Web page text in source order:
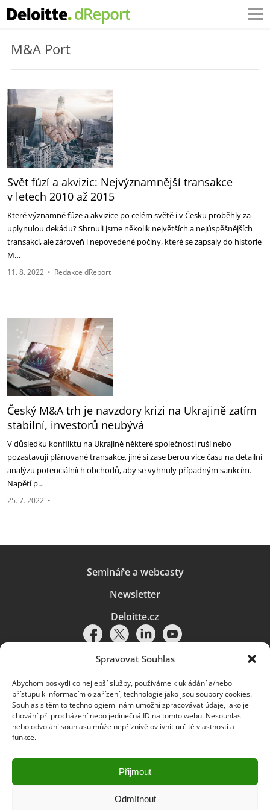
Spravovat Souhlas
Abychom poskytli co nejlepší služby, používáme k ukládání a/nebo
přístupu k informacím o zařízení, technologie jako jsou soubory cookies.
Souhlas s těmito technologiemi nám umožní zpracovávat údaje, jako je
chování při procházení nebo jedinečná ID na tomto webu. Nesouhlas
nebo odvolání souhlasu může nepříznivě ovlivnit určité vlastnosti a
funkce.
Přijmout
Odmítnout
M&A Port
Svět fúzí a akvizic: Nejvýznamnější transakce
v letech 2010 až 2015
Které významné fúze a akvizice po celém světě i v Česku proběhly za
uplynulou dekádu? Shrnuli jsme několik největších a nejúspěšnějších
transakcí, ale zároveň i nepovedené počiny, které se zapsaly do historie
M…
11. 8. 2022 • Redakce dReport
Český M&A trh je navzdory krizi na Ukrajině zatím
stabilní, investorů neubývá
V důsledku konfliktu na Ukrajině některé společnosti ruší nebo
pozastavují plánované transakce, jiné si zase berou více času na detailní
analýzu potenciálních obchodů, aby se vyhnuly případným sankcím.
Napětí p…
25. 7. 2022 •
Semináře a webcasty
Newsletter
Deloitte.cz
Pravidla používání|Ochrana osobních údajů|Soubory cookies |
Deloitte.cz
© 2026. Více informací najdete vPravidlech používání.
Deloitte označuje jednu či více společností globální sítě členských
a přidružené subjekty (souhrnně „organizace Deloitte“). Společnost DTTL
(rovněž označovaná jako „Deloitte Global“) a každá z jejích členských
společností a jejich přidružených subjektů je samostatným a nezávislým
právním subjektem, který není oprávněn zavazovat nebo přijímat závazky
za jinou z těchto členských společností a jejich přidružených subjektů ve